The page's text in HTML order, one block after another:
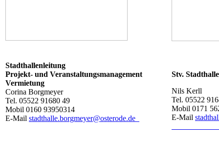
Stadthallenleitung
Projekt- und Veranstaltungsmanagement
Vermietung
Corina Borgmeyer
Tel. 05522 91680 49
Mobil 0160 93950314
E-Mail stadthalle.borgmeyer@osterode.de
Stv.
Nils Kerll
Tel. 05522
Mobil 0171
E-Mail